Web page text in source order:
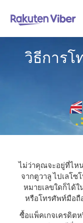
วิธีการโ
ไม่ว่าคุณจะอยู่ที่ไห
จากตูวาลู ไปเลโซ
หมายเลขใดก็ได้
หรือโทรศัพท์มือถื
ซื้อแพ็คเกจเครดิต